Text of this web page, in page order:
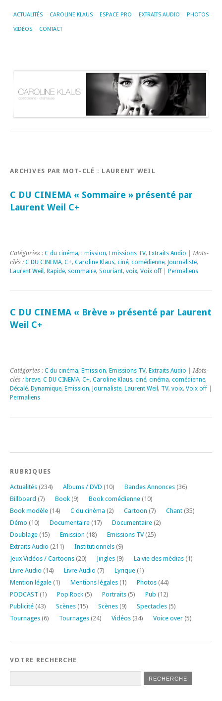
ACTUALITÉS CAROLINE KLAUS ESPACE PRO EXTRAITS AUDIO PHOTOS
VIDÉOS CONTACT
ARCHIVES PAR MOT-CLÉ : LAURENT WEIL
C DU CINEMA « Sommaire » présenté par
Laurent Weil C+
Catégories : C du cinéma, Emission, Emissions TV, Extraits Audio | Mots-
clés : C DU CINEMA, C+, Caroline Klaus, ciné, comédienne, Journaliste,
Laurent Weil , Rapide, sommaire, Souriant, voix, Voix off Permaliens
C DU CINEMA « Brève » présenté par Laurent
Weil C+
Catégories : C du cinéma, Emission, Emissions TV, Extraits Audio | Mots-
clés : breve, C DU CINEMA, C+, Caroline Klaus, ciné, cinéma, comédienne,
Décalé, Dynamique, Emission, Journaliste, Laurent Weil , TV, voix, Voix off
Permaliens
RUBRIQUES
Actualités (234) Albums / DVD (10) Bandes Annonces (36)
Billboard (7) Book (9) Book comédienne (10)
Book modèle (14) C du cinéma (2) Cartoon (7) Chant (35)
Démo (10) Documentaire (17) Documentaire (2)
Doublage (15) Emission (18) Emissions TV(25)
Extraits Audio (211) Institutionnels (9)
Jeux Vidéos / Cartoons (20) Jingles (9) La vie des médias (1)
Livre Audio (14) Livre Audio (7) Lyrique (1)
Mention légale (1) Mentions légales (1) Photos (44)
PODCAST (1) Pop Rock (5) Portraits (5) Pub (12)
Publicité (43) Scènes (15) Scènes (9) Spectacles (5)
Tournages (6) Tournages (24) Vidéos (34) Voice over (5)
VOTRE RECHERCHE